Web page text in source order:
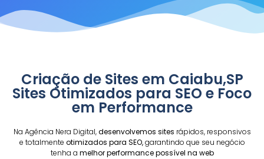
Criação de Sites em Caiabu,SP
Sites Otimizados para SEO e Foco
em Performance
Na Agência Nera Digital,desenvolvemos sites rápidos, responsivos
e totalmente otimizados para SEO,garantindo que seu negócio
tenha a melhor performance possível na web